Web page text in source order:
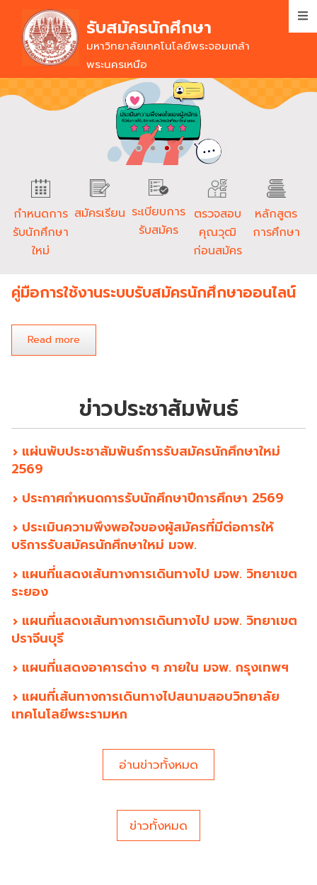
main
content
รับสมัครนักศึกษา
มหาวิทยาลัยเทคโนโลยีพระจอมเกล้า
พระนครเหนือ
กำหนดการ
รับนักศึกษา
ใหม่
สมัครเรียน ระเบียบการ
รับสมัคร
ตรวจสอบ
คุณวุฒิ
ก่อนสมัคร
หลักสูตร
การศึกษา
คู่มือการใช้งานระบบรับสมัครนักศึกษาออนไลน์
Read more
คู่มือ
ระบบ
รับ
สมัคร
นักศึกษา
ออนไลน์
ข่าวประชาสัมพันธ์
แผ่นพับประชาสัมพันธ์การรับสมัครนักศึกษาใหม่
2569
ประกาศกำหนดการรับนักศึกษาปีการศึกษา 2569
ประเมินความพึงพอใจของผู้สมัครที่มีต่อการให้
บริการรับสมัครนักศึกษาใหม่ มจพ.
แผนที่แสดงเส้นทางการเดินทางไป มจพ. วิทยาเขต
ระยอง
แผนที่แสดงเส้นทางการเดินทางไป มจพ. วิทยาเขต
ปราจีนบุรี
แผนที่แสดงอาคารต่าง ๆ ภายใน มจพ. กรุงเทพฯ
แผนที่เส้นทางการเดินทางไปสนามสอบวิทยาลัย
เทคโนโลยีพระรามหก
อ่านข่าวทั้งหมด
ข่าวทั้งหมด